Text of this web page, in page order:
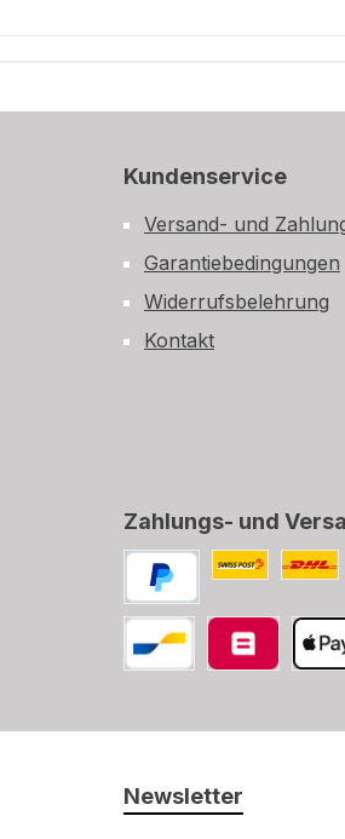
Kundenservice
Versand- und
Garantiebedingungen
Widerrufsbelehrung
Kontakt
Zahlungs- und
PayPal
Newsletter